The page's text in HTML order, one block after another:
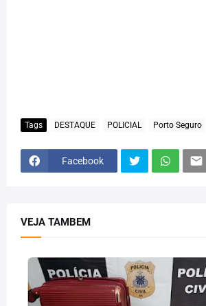
Tags DESTAQUE POLICIAL Porto Seguro
Facebook
VEJA TAMBEM